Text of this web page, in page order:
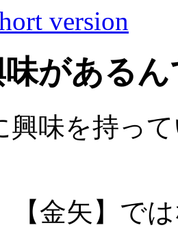
version
味がある
興味を持っ
【金矢】で